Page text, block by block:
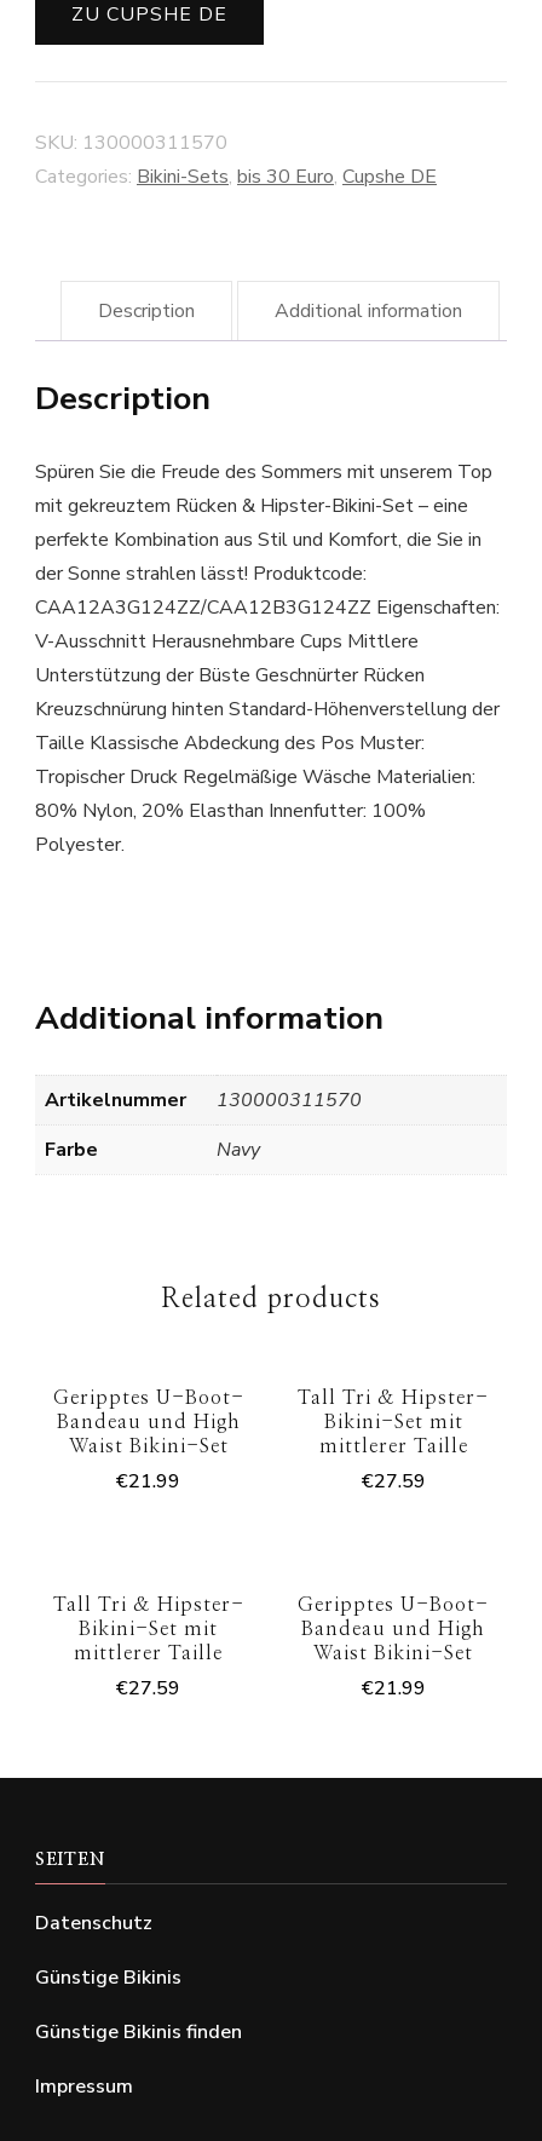
ZU CUPSHE DE
SKU: 130000311570
Categories: Bikini-Sets, bis 30 Euro, Cupshe DE
Description Additional information
Description
Spüren Sie die Freude des Sommers mit unserem Top
mit gekreuztem Rücken & Hipster-Bikini-Set – eine
perfekte Kombination aus Stil und Komfort, die Sie in
der Sonne strahlen lässt! Produktcode:
CAA12A3G124ZZ/CAA12B3G124ZZ Eigenschaften:
V-Ausschnitt Herausnehmbare Cups Mittlere
Unterstützung der Büste Geschnürter Rücken
Kreuzschnürung hinten Standard-Höhenverstellung der
Taille Klassische Abdeckung des Pos Muster:
Tropischer Druck Regelmäßige Wäsche Materialien:
80% Nylon, 20% Elasthan Innenfutter: 100%
Polyester.
Additional information
Artikelnummer
130000311570
Farbe
Navy
Related products
Geripptes U-Boot-
Bandeau und High
Waist Bikini-Set
€21.99
Tall Tri & Hipster-
Bikini-Set mit
mittlerer Taille
€27.59
Tall Tri & Hipster-
Bikini-Set mit
mittlerer Taille
€27.59
Geripptes U-Boot-
Bandeau und High
Waist Bikini-Set
€21.99
SEITEN
Datenschutz
Günstige Bikinis
Günstige Bikinis finden
Impressum